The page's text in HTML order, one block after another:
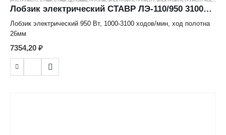
Лобзик электрический СТАВР ЛЭ-110/950 3100ход/мин, пропил дер/мет 110/12мм, 950Вт ---
Лобзик электрический 950 Вт, 1000-3100 ходов/мин, ход полотна
26мм
7354,20 ₽